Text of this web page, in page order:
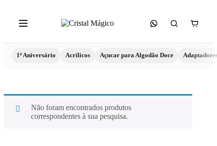
1º Aniversário Acrílicos Açucar para Algodão Doce
Não foram encontrados produtos
correspondentes à sua pesquisa.